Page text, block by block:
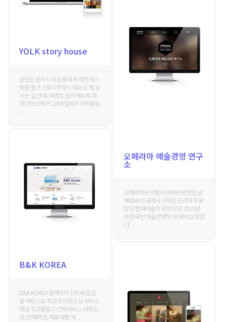
YOLK story house
강원도 원주시 무실동에 위치한 레스
토랑 욜크 스토리하우스 메뉴소개, 오
시는 길 안내, 이벤트 등의 메뉴로 제
작되었으며 PC,모바일에서 최적화된
. . .
오페라마 예술경영 연구
소
오페라마는 이탈리아에서 탄생한 오
페라와 미국에서 시작된 드라마가 융
합된 현대예술의 장르이다. 2010년
에 한국인 예술경영학 박사Ph.D 정경
(丁 . . .
B&K KOREA
B&K KOREA 홈페이지 신뢰와 믿음
을 바탕으로 최고의 아웃소싱 서비스
제공 최고품질의 인력서비스 아웃소
싱, 인재파견, 채용대행, 헤 . . .